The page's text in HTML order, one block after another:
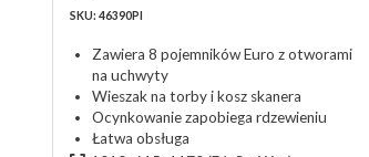
SKU: 46390PI
Zawiera 8 pojemników Euro z otworami
na uchwyty
Wieszak na torby i kosz skanera
Ocynkowanie zapobiega rdzewieniu
Łatwa obsługa